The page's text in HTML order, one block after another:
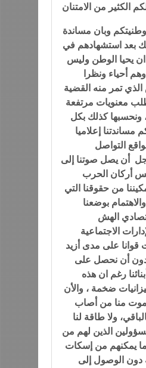
وطنيتكم وبان مساندة
بعد استشهادهم في
يحيا الوطن وليس
أحياء ونظرا
تمر منه القضية
معنويات مرتفعة
ونحسبها كذلك بكل
إعلاميا
التواصل
أن يصل صوتنا إلى
أركان الحرب
من حقوقنا التي
بوضعنا
الهش
الاجتماعية
على مدى أزيد
أن نحصل على
رغم ان هذه
ضخمة ، والأن
منا من أصاب
ولا طاقة لنا
الذين لهم من
ما يمكنهم من إسكات
دون الوصول إلى